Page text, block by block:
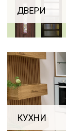
ДВЕРИ
КУХНИ